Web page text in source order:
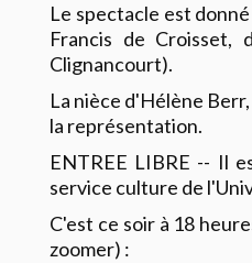
Le spectacle est donné
Francis de Croisset,
Clignancourt).
La nièce d'Hélène
la représentation.
ENTREE LIBRE -- Il
service culture de
C'est ce soir à 18
zoomer) :